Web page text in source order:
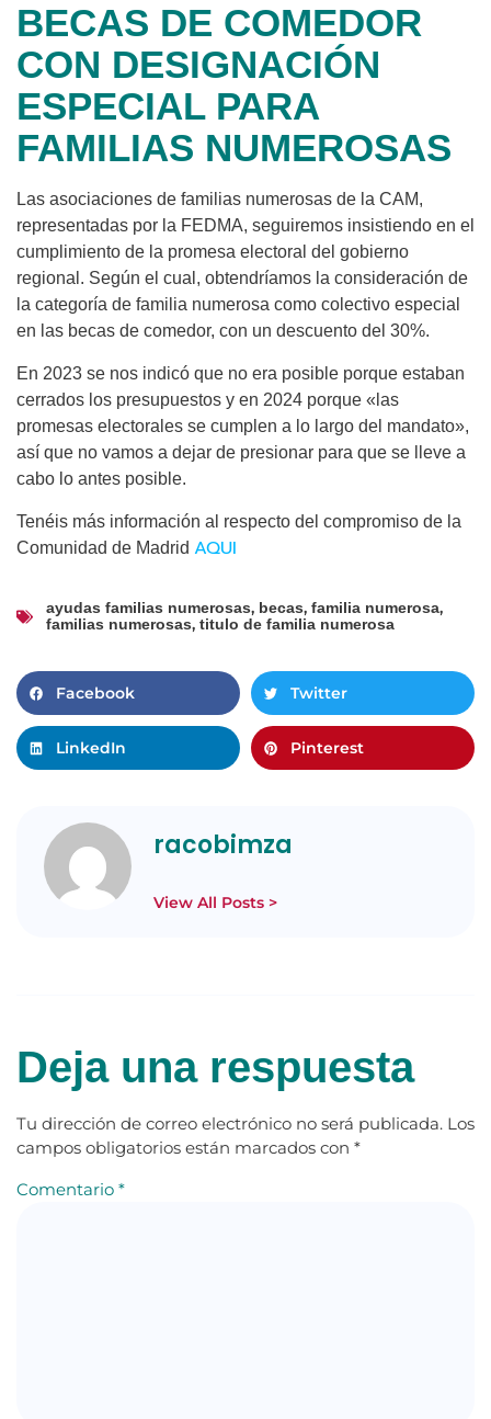
BECAS DE COMEDOR
CON DESIGNACIÓN
ESPECIAL PARA
FAMILIAS NUMEROSAS
Las asociaciones de familias numerosas de la CAM,
representadas por la FEDMA, seguiremos insistiendo en el
cumplimiento de la promesa electoral del gobierno
regional. Según el cual, obtendríamos la consideración de
la categoría de familia numerosa como colectivo especial
en las becas de comedor, con un descuento del 30%.
En 2023 se nos indicó que no era posible porque estaban
cerrados los presupuestos y en 2024 porque «las
promesas electorales se cumplen a lo largo del mandato»,
así que no vamos a dejar de presionar para que se lleve a
cabo lo antes posible.
Tenéis más información al respecto del compromiso de la
Comunidad de Madrid AQUI
ayudas familias numerosas, becas, familia numerosa,
familias numerosas, titulo de familia numerosa
Facebook Twitter
LinkedIn Pinterest
racobimza
View All Posts >
Deja una respuesta
Tu dirección de correo electrónico no será publicada. Los
campos obligatorios están marcados con *
Comentario *